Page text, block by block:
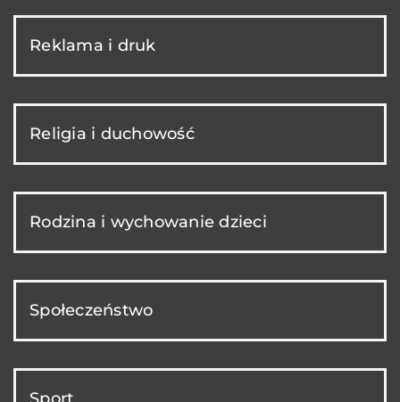
Reklama i druk
Religia i duchowość
Rodzina i wychowanie dzieci
Społeczeństwo